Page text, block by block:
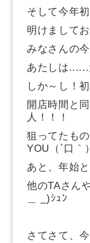
そして今年
明けまして
みなさんの
あたしは
しか～し！
開店時間と
人！！！
狙ってたも
YOU（´口｀）
あと、年始
他のTAさん
＿ _)ｼｭﾝ
さてさて、